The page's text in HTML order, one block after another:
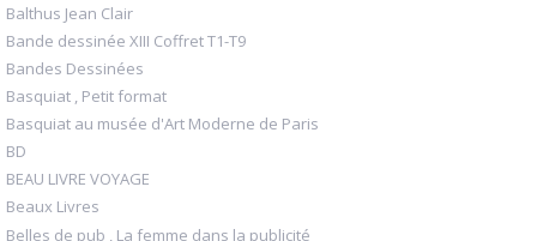
Balthus Jean Clair
Bande dessinée XIII Coffret T1-T9
Bandes Dessinées
Basquiat , Petit format
Basquiat au musée d'Art Moderne de Paris
BD
BEAU LIVRE VOYAGE
Beaux Livres
Belles de pub , La femme dans la publicité